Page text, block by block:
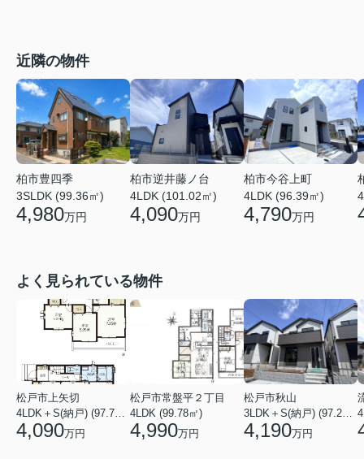
近隣の物件
柏市豊四季
3SLDK (99.36㎡)
4,980万円
柏市逆井藤ノ台
4LDK (101.02㎡)
4,090万円
柏市今谷上町
4LDK (96.39㎡)
4,790万円
よく見られている物件
松戸市上矢切
4LDK＋S(納戸) (97.71㎡)
4,090万円
松戸市常盤平２丁目
4LDK (99.78㎡)
4,990万円
松戸市秋山
3LDK＋S(納戸) (97.29㎡)
4,190万円